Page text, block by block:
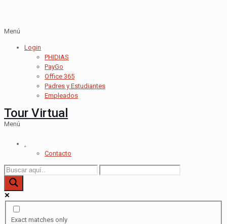
Menú
Login
PHIDIAS
PayGo
Office 365
Padres y Estudiantes
Empleados
Tour Virtual
Menú
.
Contacto
Exact matches only